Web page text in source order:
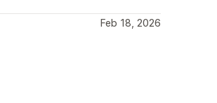
Feb 18, 2026